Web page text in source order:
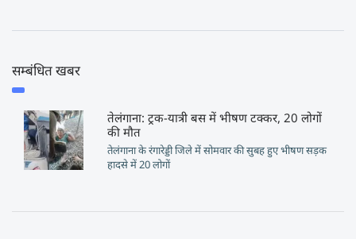
सम्बंधित खबर
तेलंगाना: ट्रक-यात्री बस में भीषण टक्कर, 20 लोगों
की मौत
तेलंगाना के रंगारेड्डी जिले में सोमवार की सुबह हुए भीषण सड़क
हादसे में 20 लोगों